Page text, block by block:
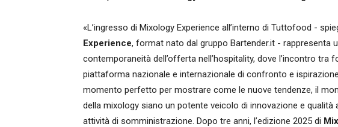
«L’ingresso di Mixology Experience all’interno di Tuttofood -
Experience, format nato dal gruppo Bartender.it - rappresenta
contemporaneità dell’offerta nell’hospitality, dove l’incontro tra
piattaforma nazionale e internazionale di confronto e
momento perfetto per mostrare come le nuove tendenze, il
della mixology siano un potente veicolo di innovazione e qualità
attività di somministrazione. Dopo tre anni, l’edizione 2025 di